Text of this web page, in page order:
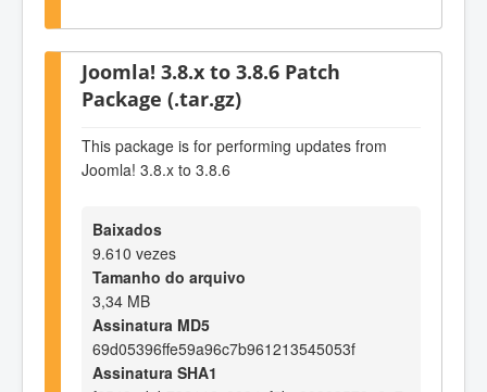
Joomla! 3.8.x to 3.8.6 Patch
Package (.tar.gz)
This package is for performing updates from
Joomla! 3.8.x to 3.8.6
Baixados
9.610 vezes
Tamanho do arquivo
3,34 MB
Assinatura MD5
69d05396ffe59a96c7b961213545053f
Assinatura SHA1